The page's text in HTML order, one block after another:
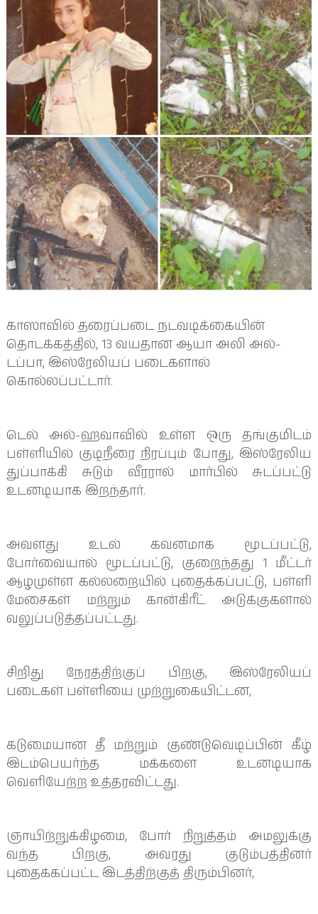
காஸாவில் தரைப்படை நடவடிக்கையின்
தொடக்கத்தில், 13 வயதான ஆயா அலி அல்-
டப்பா, இஸ்ரேலியப் படைகளால்
கொல்லப்பட்டார்.
டெல் அல்-ஹவாவில் உள்ள ஒரு தங்குமிடம்
பள்ளியில் குடிநீரை நிரப்பும் போது, இஸ்ரேலிய
துப்பாக்கி சுடும் வீரரால் மார்பில் சுடப்பட்டு
உடனடியாக இறந்தார்.
அவளது உடல் கவனமாக மூடப்பட்டு,
போர்வையால் மூடப்பட்டு, குறைந்தது 1 மீட்டர்
ஆழமுள்ள கல்லறையில் புதைக்கப்பட்டு, பள்ளி
மேசைகள் மற்றும் கான்கிரீட் அடுக்குகளால்
வலுப்படுத்தப்பட்டது.
சிறிது நேரத்திற்குப் பிறகு, இஸ்ரேலியப்
படைகள் பள்ளியை முற்றுகையிட்டன,
கடுமையான தீ மற்றும் குண்டுவெடிப்பின் கீழ்
இடம்பெயர்ந்த மக்களை உடனடியாக
வெளியேற்ற உத்தரவிட்டது.
ஞாயிற்றுக்கிழமை, போர் நிறுத்தம் அமலுக்கு
வந்த பிறகு, அவரது குடும்பத்தினர்
புதைக்கப்பட்ட இடத்திற்குத் திரும்பினர்,